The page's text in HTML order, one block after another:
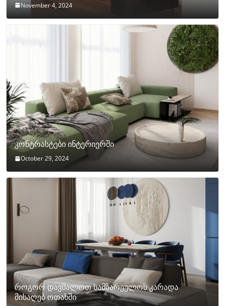
November 4, 2024
კონტრასტები ინტერიერში
October 29, 2024
როგორ დავმალოთ სამზარეულოს კარადა
მისაღებ ოთახში